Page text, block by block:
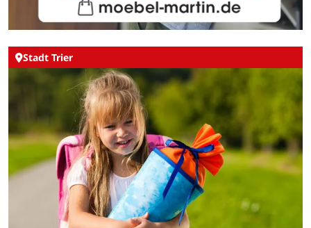
Stadt Trier